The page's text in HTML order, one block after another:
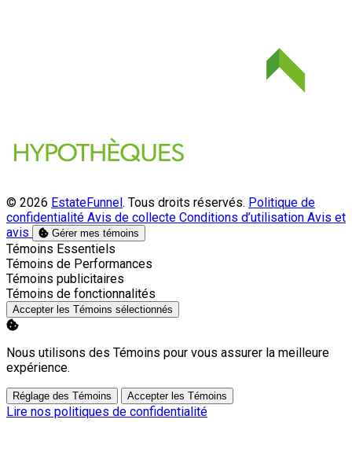
© 2026 EstateFunnel. Tous droits réservés. Politique de
confidentialité Avis de collecte Conditions d’utilisation Avis et
avis
Gérer mes témoins
Activer
Témoins Essentiels
Activer
Témoins de Performances
Activer
Témoins publicitaires
Activer
Témoins de fonctionnalités
Accepter les Témoins sélectionnés
Nous utilisons des Témoins pour vous assurer la meilleure
expérience.
Réglage des Témoins Accepter les Témoins
Lire nos politiques de confidentialité